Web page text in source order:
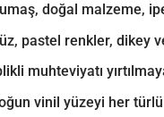
doğal malzeme,
pastel renkler, dikey
muhteviyatı
vinil yüzeyi her